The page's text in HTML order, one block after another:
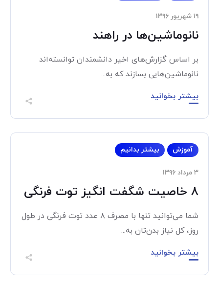
۱۹ شهریور ۱۳۹۶
نانوماشین‌ها در راهند
بر اساس گزارش‌های اخیر دانشمندان توانسته‌اند
نانوماشین‌هایی بسازند که به...
بیشتر بخوانید
آموزش بیشتر بدانیم
۳ مرداد ۱۳۹۶
۸ خاصیت شگفت انگیز توت فرنگی
شما می‌توانید تنها با مصرف ۸ عدد توت فرنگی در طول
روز، کل نیاز بدن‌تان به...
بیشتر بخوانید